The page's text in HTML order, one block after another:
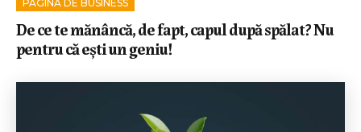
PAGINA DE BUSINESS
De ce te mănâncă, de fapt, capul după spălat? Nu
pentru că ești un geniu!